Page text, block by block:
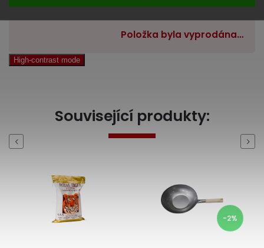
EAN: 8858306005982
Položka byla vyprodána…
High-contrast mode
Související produkty:
Previous
-2%
Next